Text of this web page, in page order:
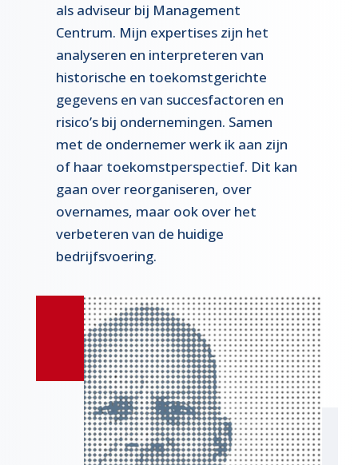
als adviseur bij Management
Centrum. Mijn expertises zijn het
analyseren en interpreteren van
historische en toekomstgerichte
gegevens en van succesfactoren en
risico’s bij ondernemingen. Samen
met de ondernemer werk ik aan zijn
of haar toekomstperspectief. Dit kan
gaan over reorganiseren, over
overnames, maar ook over het
verbeteren van de huidige
bedrijfsvoering.